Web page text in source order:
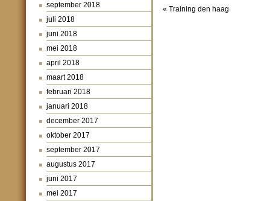
september 2018
juli 2018
juni 2018
mei 2018
april 2018
maart 2018
februari 2018
januari 2018
december 2017
oktober 2017
september 2017
augustus 2017
juni 2017
mei 2017
« Training den haag